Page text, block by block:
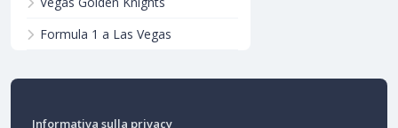
Formula 1 a Las Vegas
Informativa sulla privacy